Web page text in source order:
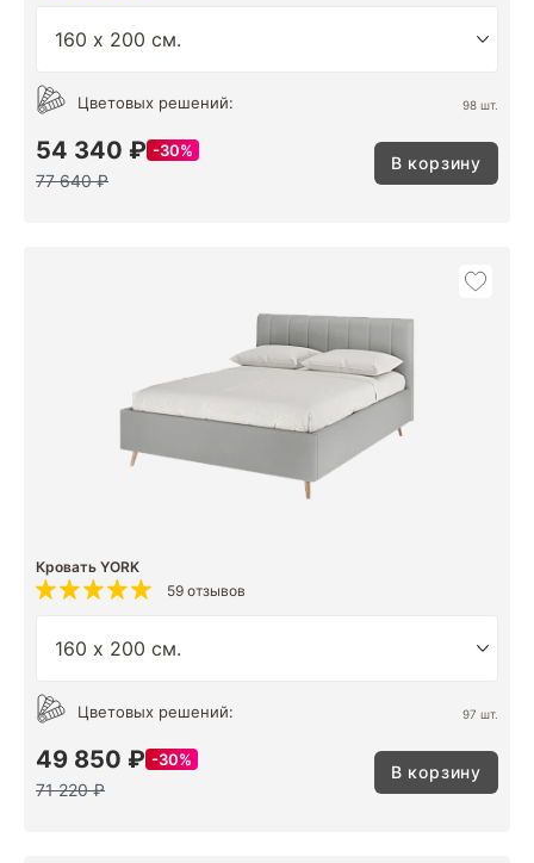
Цветовых решений: 98 шт.
54 340 ₽ 30%
77 640 ₽
В корзину
Кровать YORK
59 отзывов
Цветовых решений: 97 шт.
49 850 ₽ 30%
71 220 ₽
В корзину